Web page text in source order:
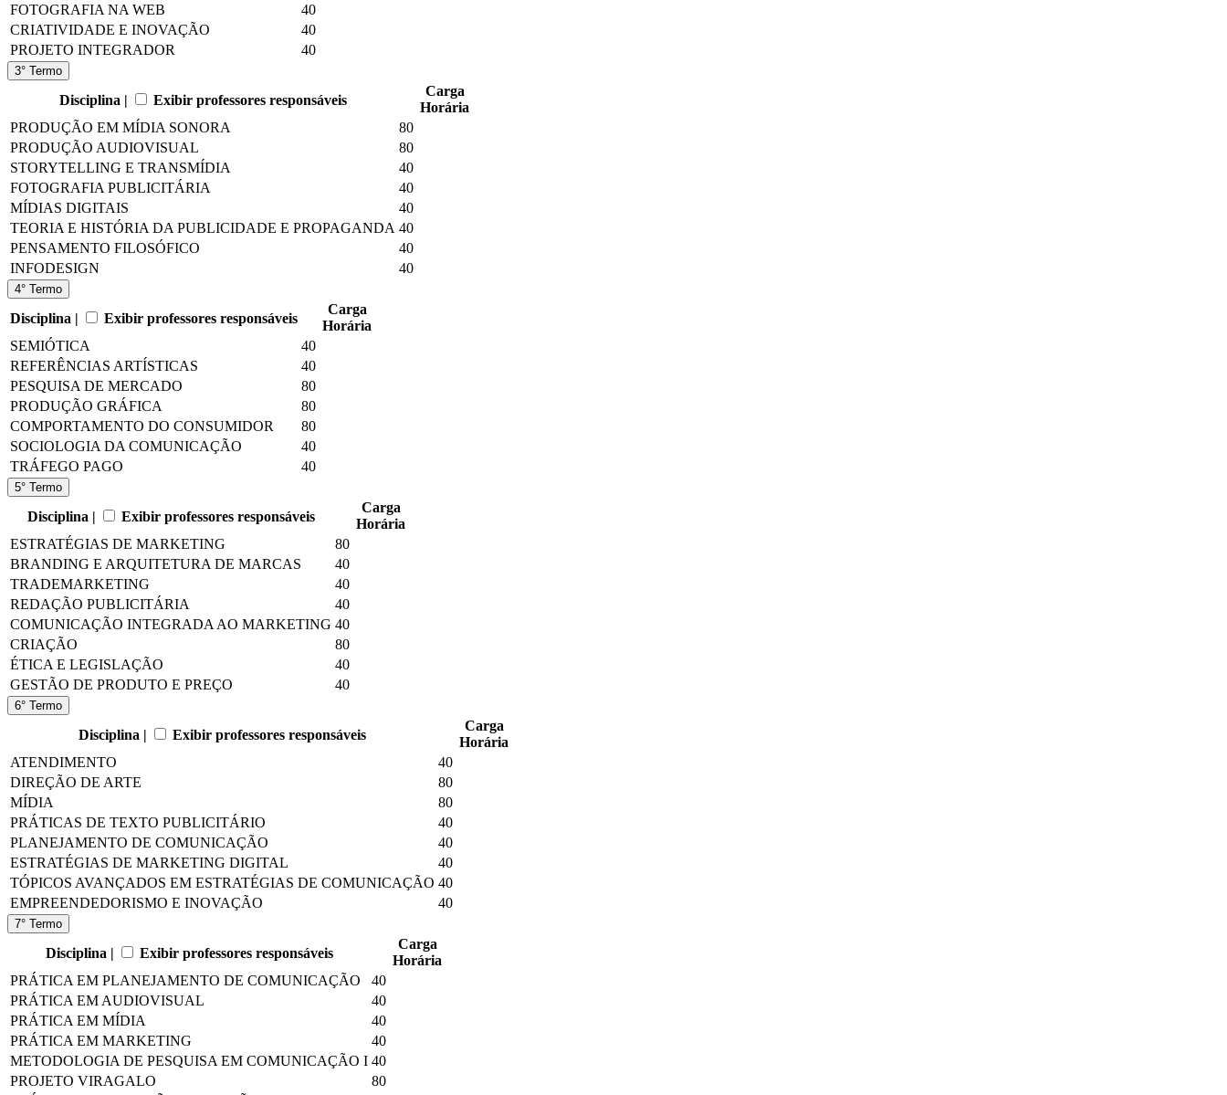
FOTOGRAFIA NA WEB
40
CRIATIVIDADE E INOVAÇÃO
40
PROJETO INTEGRADOR
40
3° Termo
Disciplina | Exibir professores responsáveis
Carga
Horária
PRODUÇÃO EM MÍDIA SONORA
80
PRODUÇÃO AUDIOVISUAL
80
STORYTELLING E TRANSMÍDIA
40
FOTOGRAFIA PUBLICITÁRIA
40
MÍDIAS DIGITAIS
40
TEORIA E HISTÓRIA DA PUBLICIDADE E PROPAGANDA 40
PENSAMENTO FILOSÓFICO
40
INFODESIGN
40
4° Termo
Disciplina | Exibir professores responsáveis
Carga
Horária
SEMIÓTICA
40
REFERÊNCIAS ARTÍSTICAS
40
PESQUISA DE MERCADO
80
PRODUÇÃO GRÁFICA
80
COMPORTAMENTO DO CONSUMIDOR
80
SOCIOLOGIA DA COMUNICAÇÃO
40
TRÁFEGO PAGO
40
5° Termo
Disciplina | Exibir professores responsáveis
Carga
Horária
ESTRATÉGIAS DE MARKETING
80
BRANDING E ARQUITETURA DE MARCAS
40
TRADEMARKETING
40
REDAÇÃO PUBLICITÁRIA
40
COMUNICAÇÃO INTEGRADA AO MARKETING 40
CRIAÇÃO
80
ÉTICA E LEGISLAÇÃO
40
GESTÃO DE PRODUTO E PREÇO
40
6° Termo
Disciplina | Exibir professores responsáveis
Carga
Horária
ATENDIMENTO
40
DIREÇÃO DE ARTE
80
MÍDIA
80
PRÁTICAS DE TEXTO PUBLICITÁRIO
40
PLANEJAMENTO DE COMUNICAÇÃO
40
ESTRATÉGIAS DE MARKETING DIGITAL
40
TÓPICOS AVANÇADOS EM ESTRATÉGIAS DE COMUNICAÇÃO 40
EMPREENDEDORISMO E INOVAÇÃO
40
7° Termo
Disciplina | Exibir professores responsáveis
Carga
Horária
PRÁTICA EM PLANEJAMENTO DE COMUNICAÇÃO
40
PRÁTICA EM AUDIOVISUAL
40
PRÁTICA EM MÍDIA
40
PRÁTICA EM MARKETING
40
METODOLOGIA DE PESQUISA EM COMUNICAÇÃO I 40
PROJETO VIRAGALO
80